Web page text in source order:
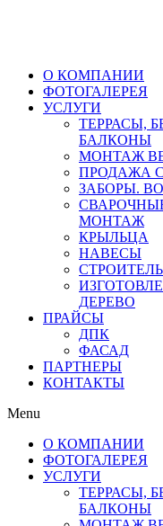
О КОМПАНИИ
ФОТОГАЛЕРЕЯ
УСЛУГИ
ТЕРРАСЫ,
БАЛКОНЫ
МОНТАЖ
ПРОДАЖА
ЗАБОРЫ.
МОНТАЖ
КРЫЛЬЦА
НАВЕСЫ
ДЕРЕВО
ПРАЙСЫ
ДПК
ФАСАД
ПАРТНЕРЫ
КОНТАКТЫ
Menu
О КОМПАНИИ
ФОТОГАЛЕРЕЯ
УСЛУГИ
ТЕРРАСЫ,
БАЛКОНЫ